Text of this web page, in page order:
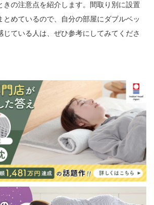
きの注意点を紹介します。間取り別に設置
とめているので、自分の部屋にダブルベッ
じている人は、ぜひ参考にしてみてくださ